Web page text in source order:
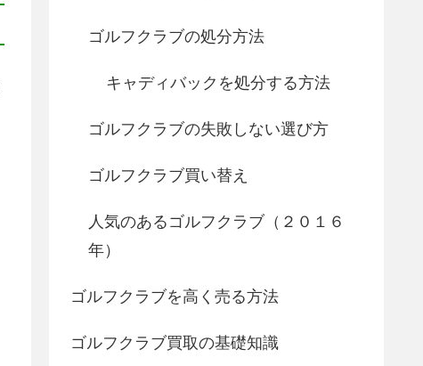
ゴルフクラブの処分方法
キャディバックを処分する方法
ゴルフクラブの失敗しない選び方
ゴルフクラブ買い替え
人気のあるゴルフクラブ（２０１６
年）
ゴルフクラブを高く売る方法
ゴルフクラブ買取の基礎知識